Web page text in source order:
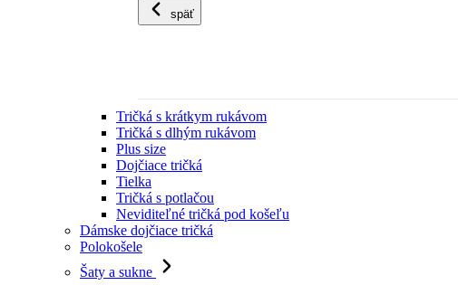
späť
Tričká s krátkym rukávom
Tričká s dlhým rukávom
Plus size
Dojčiace tričká
Tielka
Tričká s potlačou
Neviditeľné tričká pod košeľu
Dámske dojčiace tričká
Polokošele
Šaty a sukne